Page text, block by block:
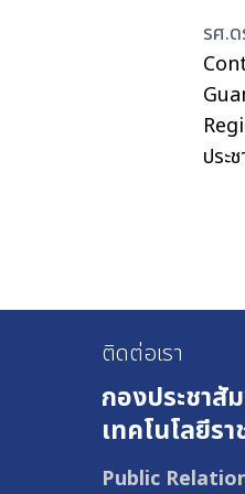
รศ.
ประ
ติดต่อเรา
กองประชาสั
เทคโนโลยีร
Public